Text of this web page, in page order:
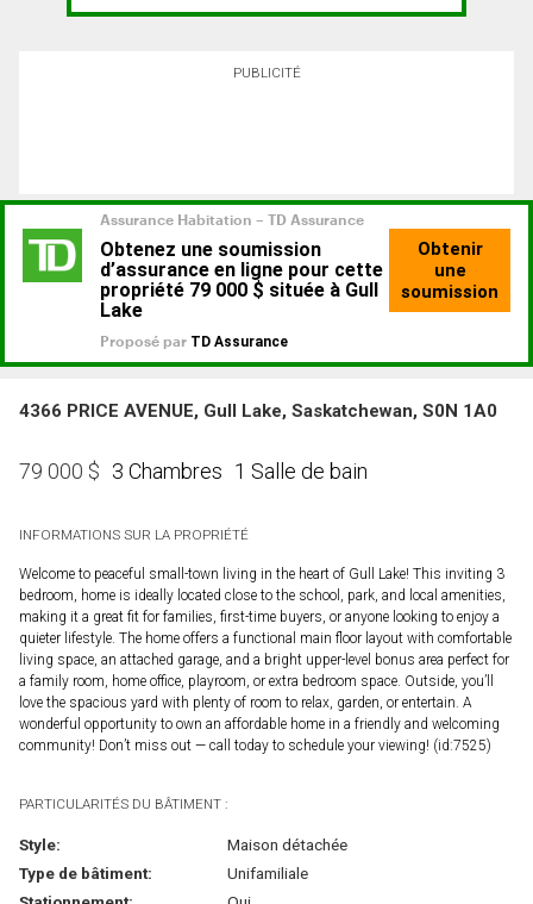
PUBLICITÉ
4366 PRICE AVENUE, Gull Lake, Saskatchewan, S0N 1A0
79 000 $ 3 Chambres 1 Salle de bain
INFORMATIONS SUR LA PROPRIÉTÉ
Welcome to peaceful small-town living in the heart of Gull Lake! This inviting 3
bedroom, home is ideally located close to the school, park, and local amenities,
making it a great fit for families, first-time buyers, or anyone looking to enjoy a
quieter lifestyle. The home offers a functional main floor layout with comfortable
living space, an attached garage, and a bright upper-level bonus area perfect for
a family room, home office, playroom, or extra bedroom space. Outside, you’ll
love the spacious yard with plenty of room to relax, garden, or entertain. A
wonderful opportunity to own an affordable home in a friendly and welcoming
community! Don’t miss out — call today to schedule your viewing! (id:7525)
PARTICULARITÉS DU BÂTIMENT :
Style:
Maison détachée
Type de bâtiment:
Unifamiliale